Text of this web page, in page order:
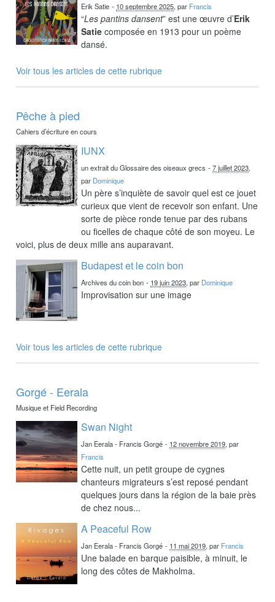
Erik Satie - 10 septembre 2025, par Francis
“Les pantins dansent” est une œuvre d’Erik
Satie composée en 1913 pour un poème
dansé.
Voir tous les articles de cette rubrique
Pêche à pied
Cahiers d’écriture en cours
IUNX
un extrait du Glossaire des oiseaux grecs -7 juillet 2023,
par Dominique
Un père s’inquiète de savoir quel est ce jouet
curieux que vient de recevoir son enfant. Une
sorte de pièce ronde tenue par des rubans
ou ficelles de chaque côté de son moyeu. Le
voici, plus de deux mille ans auparavant.
Budapest et le coin bon
Archives du coin bon - 19 juin 2023, par Dominique
Improvisation sur une image
Voir tous les articles de cette rubrique
Gorgé - Eerala
Musique et Field Recording
Swan Night
Jan Eerala - Francis Gorgé - 12 novembre 2019, par
Francis
Cette nuit, un petit groupe de cygnes
chanteurs migrateurs s’est reposé pendant
quelques jours dans la région de la baie près
de chez nous...
A Peaceful Row
Jan Eerala - Francis Gorgé - 11 mai 2019, par Francis
Une balade en barque paisible, à minuit, le
long des côtes de Makholma.